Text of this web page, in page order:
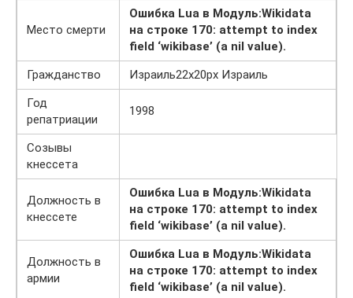
Место смерти
Ошибка Lua в Модуль:Wikidata
на строке 170: attempt to index
field ‘wikibase’ (a nil value).
Гражданство
Израиль22x20px Израиль
Год
репатриации
1998
Созывы
кнессета
Должность в
кнессете
Ошибка Lua в Модуль:Wikidata
на строке 170: attempt to index
field ‘wikibase’ (a nil value).
Должность в
армии
Ошибка Lua в Модуль:Wikidata
на строке 170: attempt to index
field ‘wikibase’ (a nil value).